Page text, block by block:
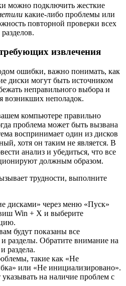
можно подключить жесткие
какие-либо проблемы или
повторной проверки всех
извлечения
ошибки, важно понимать, как
диски могут быть источником
неправильного выбора и
возникших неполадок.
компьютере правильно
проблема может быть вызвана
воспринимает один из дисков
хотя он таким не является. В
анализ и убедиться, что все
должным образом.
трудности, выполните
дисками» через меню «Пуск»
Win + X и выберите
будут показаны все
разделы. Обратите внимание на
раздела.
такие как «Не
или «Не инициализировано».
на наличие проблем с